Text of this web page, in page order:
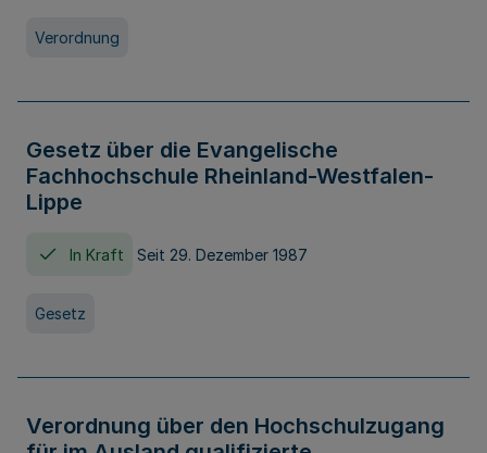
Verordnung
Gesetz über die Evangelische
Fachhochschule Rheinland-Westfalen-
Lippe
In Kraft Seit 29. Dezember 1987
Gesetz
Verordnung über den Hochschulzugang